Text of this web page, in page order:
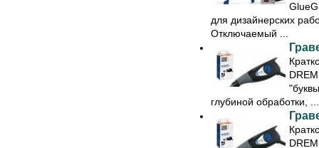
для дизайнерских
Отключаемый ...
глубиной обработки, ...